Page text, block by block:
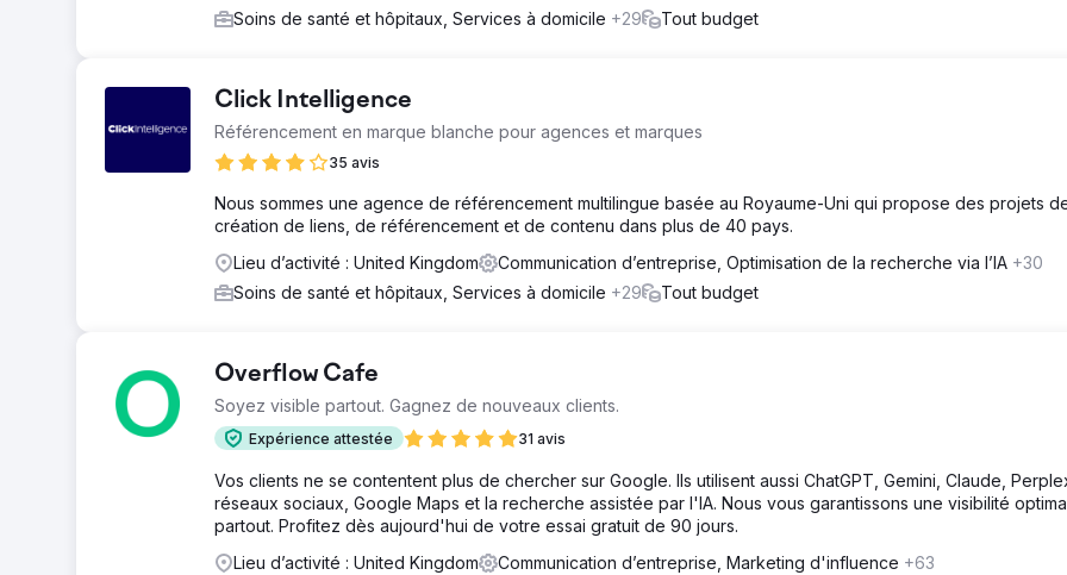
Soins de santé et hôpitaux, Services à domicile +29 Tout budget
Click Intelligence
Référencement en marque blanche pour agences et marques
35 avis
Nous sommes une agence de référencement multilingue basée au Royaume-Uni qui propose des projets
création de liens, de référencement et de contenu dans plus de 40 pays.
Lieu d’activité : United Kingdom
Communication d’entreprise, Optimisation de la recherche via l’IA +30
Soins de santé et hôpitaux, Services à domicile +29 Tout budget
Overflow Cafe
Soyez visible partout. Gagnez de nouveaux clients.
Expérience attestée 31 avis
Vos clients ne se contentent plus de chercher sur Google. Ils utilisent aussi ChatGPT, Gemini, Claude,
réseaux sociaux, Google Maps et la recherche assistée par l'IA. Nous vous garantissons une visibilité
partout. Profitez dès aujourd'hui de votre essai gratuit de 90 jours.
Lieu d’activité : United Kingdom
Communication d’entreprise, Marketing d'influence +63